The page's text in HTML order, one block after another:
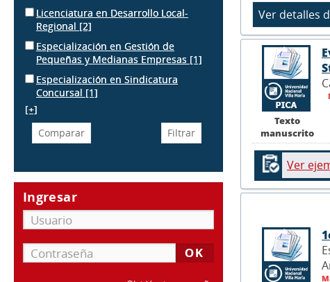
Licenciatura en Desarrollo Local-
Regional [2]
Especialización en Gestión de
Pequeñas y Medianas Empresas [1]
Especialización en Sindicatura
Concursal [1]
[+]
Ingresar
Texto
manuscrito
Ver